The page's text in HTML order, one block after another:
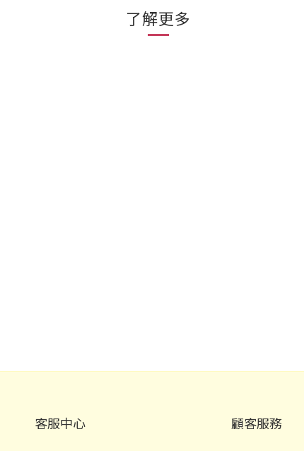
了解更多
客服中心 顧客服務